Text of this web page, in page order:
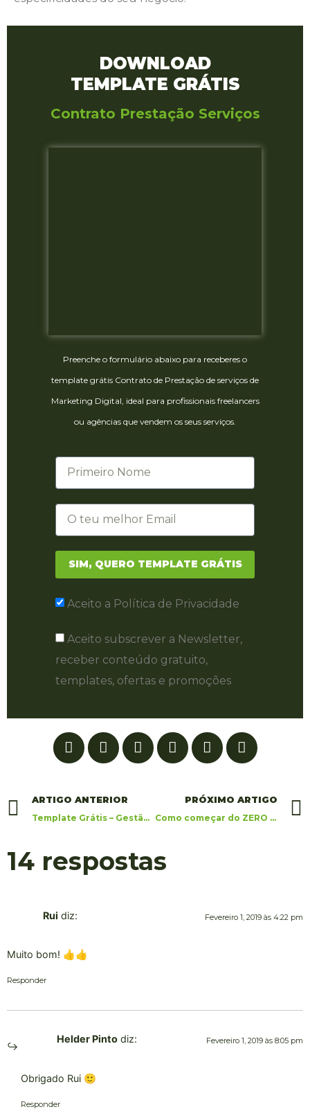
DOWNLOAD
TEMPLATE GRÁTIS
Contrato Prestação Serviços
Preenche o formulário abaixo para receberes o
template grátis Contrato de Prestação de serviços de
Marketing Digital, ideal para profissionais freelancers
ou agências que vendem os seus serviços.
Aceito a Política de Privacidade
Aceito subscrever a Newsletter,
receber conteúdo gratuito,
templates, ofertas e promoções
SIM, QUERO TEMPLATE GRÁTIS
ARTIGO ANTERIOR
Template Grátis – Gestão Operacional Marketing Digital
PRÓXIMO ARTIGO
Como começar do ZERO em Marketing Digital – 5 Dicas Essenciais
14 respostas
Rui diz: Fevereiro 1, 2019 às 4:22 pm
Muito bom! 👍👍
Responder
Helder Pinto diz: Fevereiro 1, 2019 às 8:05 pm
Obrigado Rui 🙂
Responder